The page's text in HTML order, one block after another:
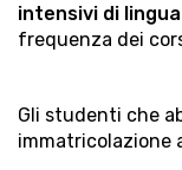
intensivi di
frequenza dei
Gli studenti che
immatricolazione